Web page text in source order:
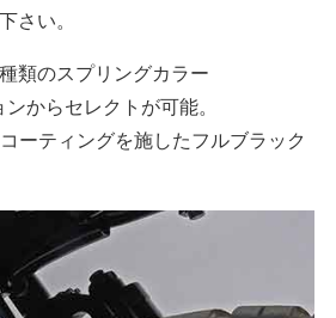
さい。
類のスプリングカラー
からセレクトが可能。
ーティングを施したフルブラック